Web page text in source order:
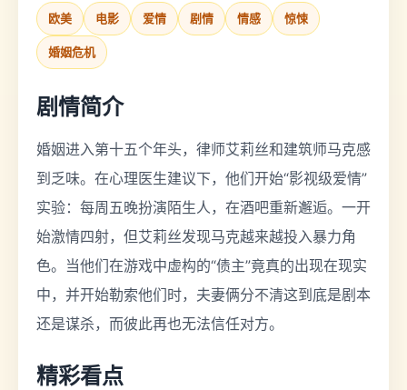
欧美 电影 爱情 剧情 情感 惊悚
婚姻危机
剧情简介
婚姻进入第十五个年头，律师艾莉丝和建筑师马克感
到乏味。在心理医生建议下，他们开始“影视级爱情”
实验：每周五晚扮演陌生人，在酒吧重新邂逅。一开
始激情四射，但艾莉丝发现马克越来越投入暴力角
色。当他们在游戏中虚构的“债主”竟真的出现在现实
中，并开始勒索他们时，夫妻俩分不清这到底是剧本
还是谋杀，而彼此再也无法信任对方。
精彩看点